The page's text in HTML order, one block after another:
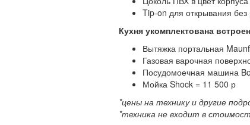
Tip-on для открывания без
Кухня укомплектована
Вытяжка портальная
Газовая варочная
Посудомоечная машина
Мойка Shock = 11 500 р
*цены на технику и другие
*техника не входит в